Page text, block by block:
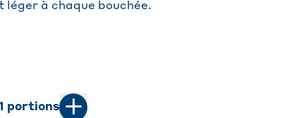
léger à chaque bouchée.
portions